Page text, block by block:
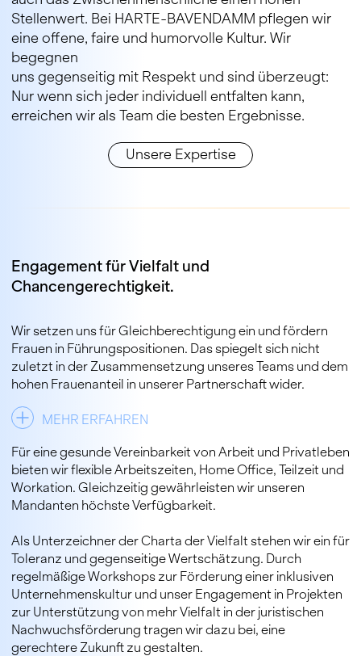
Stellenwert. Bei HARTE-BAVENDAMM pflegen wir
eine offene, faire und humorvolle Kultur. Wir
begegnen
uns gegenseitig mit Respekt und sind überzeugt:
Nur wenn sich jeder individuell entfalten kann,
erreichen wir als Team die besten Ergebnisse.
Unsere Expertise
Engagement für Vielfalt und
Chancengerechtigkeit.
Wir setzen uns für Gleichberechtigung ein und fördern
Frauen in Führungspositionen. Das spiegelt sich nicht
zuletzt in der Zusammensetzung unseres Teams und dem
hohen Frauenanteil in unserer Partnerschaft wider.
MEHR ERFAHREN
Für eine gesunde Vereinbarkeit von Arbeit und Privatleben
bieten wir flexible Arbeitszeiten, Home Office, Teilzeit und
Workation. Gleichzeitig gewährleisten wir unseren
Mandanten höchste Verfügbarkeit.
Als Unterzeichner der Charta der Vielfalt stehen wir ein für
Toleranz und gegenseitige Wertschätzung. Durch
regelmäßige Workshops zur Förderung einer inklusiven
Unternehmenskultur und unser Engagement in Projekten
zur Unterstützung von mehr Vielfalt in der juristischen
Nachwuchsförderung tragen wir dazu bei, eine
gerechtere Zukunft zu gestalten.